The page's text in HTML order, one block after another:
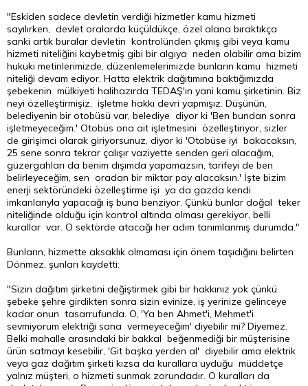
"Eskiden sadece devletin verdiği hizmetler kamu hizmeti
sayılırken, devlet oralarda küçüldükçe, özel alana bıraktıkça
sanki artık buralar devletin kontrolünden çıkmış gibi veya kamu
hizmeti niteliğini kaybetmiş gibi bir algıya neden olabilir ama bizim
hukuki metinlerimizde, düzenlemelerimizde bunların kamu hizmeti
niteliği devam ediyor. Hatta elektrik dağıtımına baktığımızda
şebekenin mülkiyeti halihazırda TEDAŞ'ın yani kamu şirketinin. Biz
neyi özelleştirmişiz, işletme hakkı devri yapmışız. Düşünün,
belediyenin bir otobüsü var, belediye diyor ki 'Ben bundan sonra
işletmeyeceğim.' Otobüs ona ait işletmesini özelleştiriyor, sizler
de girişimci olarak giriyorsunuz, diyor ki 'Otobüse iyi bakacaksın,
25 sene sonra tekrar çalışır vaziyette senden geri alacağım,
güzergahları da benim dışımda yapamazsın, tarifeyi de ben
belirleyeceğim, sen oradan bir miktar pay alacaksın.' İşte bizim
enerji sektöründeki özelleştirme işi ya da gazda kendi
imkanlarıyla yapacağı iş buna benziyor. Çünkü bunlar doğal teker
niteliğinde olduğu için kontrol altında olması gerekiyor, belli
kurallar var. O sektörde atacağı her adım tanımlanmış durumda."
Bunların, hizmette aksaklık olmaması için önem taşıdığını belirten
Dönmez, şunları kaydetti:
"Sizin dağıtım şirketini değiştirmek gibi bir hakkınız yok çünkü
şebeke şehre girdikten sonra sizin evinize, iş yerinize gelinceye
kadar onun tasarrufunda. O, 'Ya ben Ahmet'i, Mehmet'i
sevmiyorum elektriği sana vermeyeceğim' diyebilir mi? Diyemez.
Belki mahalle arasındaki bir bakkal beğenmediği bir müşterisine
ürün satmayı kesebilir, 'Git başka yerden al' diyebilir ama elektrik
veya gaz dağıtım şirketi kızsa da kurallara uyduğu müddetçe
yalnız müşteri, o hizmeti sunmak zorundadır. O kuralları da